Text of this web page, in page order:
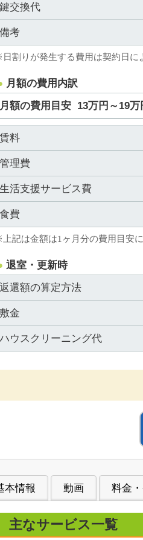
鍵交換代
備考
割りが発生する費用は契約日に
月額の費用内訳
月額の費用目安 13万円～19万
賃料
管理費
生活支援サービス費
食費
記は金額は1ヶ月分の費用目安に
退室・更新時
返還額の算定方法
敷金
ハウスクリーニング代
本情報 動画 料金
主なサービス一覧